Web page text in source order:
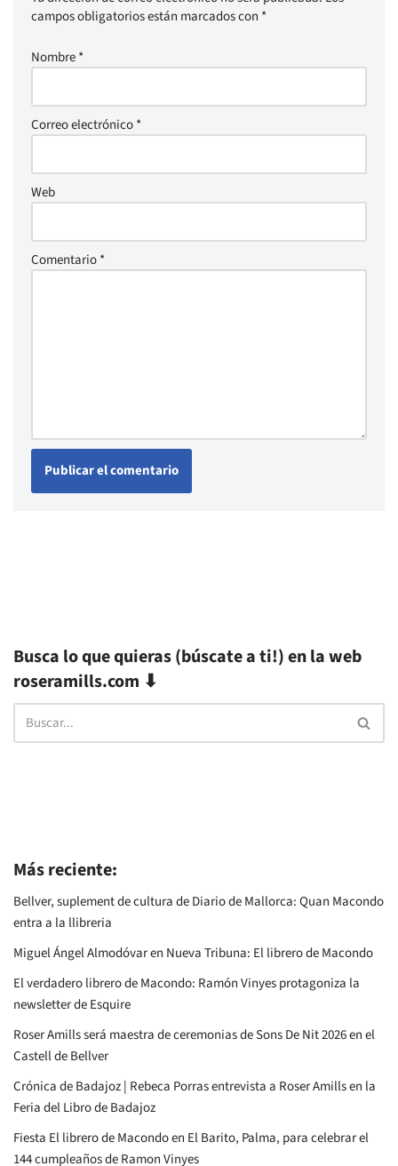
campos obligatorios están marcados con *
Nombre*
Correo electrónico*
Web
Comentario*
Busca lo que quieras (búscate a ti!) en la web
roseramills.com ⬇
Más reciente:
Bellver, suplement de cultura de Diario de Mallorca: Quan Macondo
entra a la llibreria
Miguel Ángel Almodóvar en Nueva Tribuna: El librero de Macondo
El verdadero librero de Macondo: Ramón Vinyes protagoniza la
newsletter de Esquire
Roser Amills será maestra de ceremonias de Sons De Nit 2026 en el
Castell de Bellver
Crónica de Badajoz | Rebeca Porras entrevista a Roser Amills en la
Feria del Libro de Badajoz
Fiesta El librero de Macondo en El Barito, Palma, para celebrar el
144 cumpleaños de Ramon Vinyes